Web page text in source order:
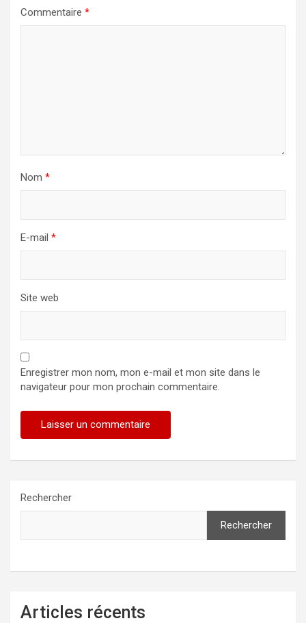
Commentaire *
Nom *
E-mail *
Site web
Enregistrer mon nom, mon e-mail et mon site dans le
navigateur pour mon prochain commentaire.
Rechercher
Rechercher
Articles récents